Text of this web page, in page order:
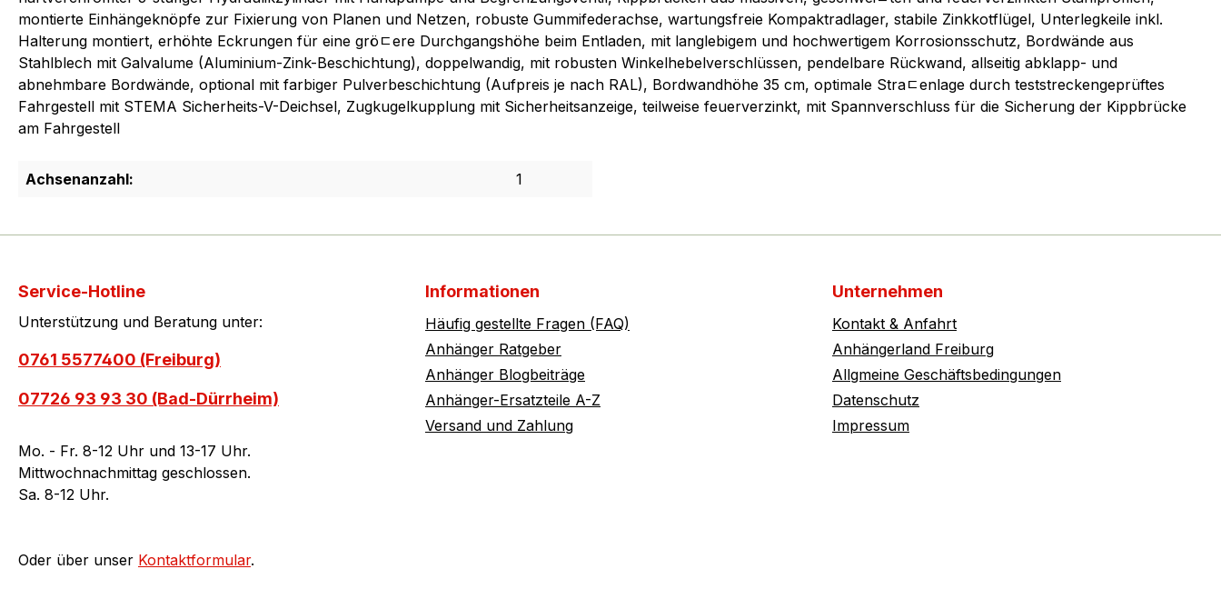
montierte Einhängeknöpfe zur Fixierung von Planen und Netzen, robuste Gummifederachse, wartungsfreie Kompaktradlager, stabile Zinkkotflügel, Unterlegkeile inkl.
Halterung montiert, erhöhte Eckrungen für eine gröﾧere Durchgangshöhe beim Entladen, mit langlebigem und hochwertigem Korrosionsschutz, Bordwände aus
Stahlblech mit Galvalume (Aluminium-Zink-Beschichtung), doppelwandig, mit robusten Winkelhebelverschlüssen, pendelbare Rückwand, allseitig abklapp- und
abnehmbare Bordwände, optional mit farbiger Pulverbeschichtung (Aufpreis je nach RAL), Bordwandhöhe 35 cm, optimale Straﾧenlage durch teststreckengeprüftes
Fahrgestell mit STEMA Sicherheits-V-Deichsel, Zugkugelkupplung mit Sicherheitsanzeige, teilweise feuerverzinkt, mit Spannverschluss für die Sicherung der Kippbrücke
am Fahrgestell
Achsenanzahl: 1
Service-Hotline
Unterstützung und Beratung unter:
0761 5577400 (Freiburg)
07726 93 93 30 (Bad-Dürrheim)
Mo. - Fr. 8-12 Uhr und 13-17 Uhr.
Mittwochnachmittag geschlossen.
Sa. 8-12 Uhr.
Oder über unser Kontaktformular.
Informationen
Häufig gestellte Fragen (FAQ)
Anhänger Ratgeber
Anhänger Blogbeiträge
Anhänger-Ersatzteile A-Z
Versand und Zahlung
Unternehmen
Kontakt & Anfahrt
Anhängerland Freiburg
Allgmeine Geschäftsbedingungen
Datenschutz
Impressum